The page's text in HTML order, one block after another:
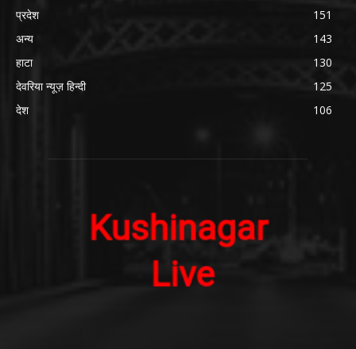
प्रदेश
151
अन्य
143
हाटा
130
देवरिया न्यूज़ हिन्दी
125
देश
106